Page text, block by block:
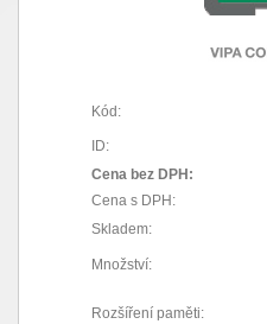
Kód:
ID:
Cena bez DPH:
Cena s DPH:
Skladem:
Množství:
Rozšíření paměti: